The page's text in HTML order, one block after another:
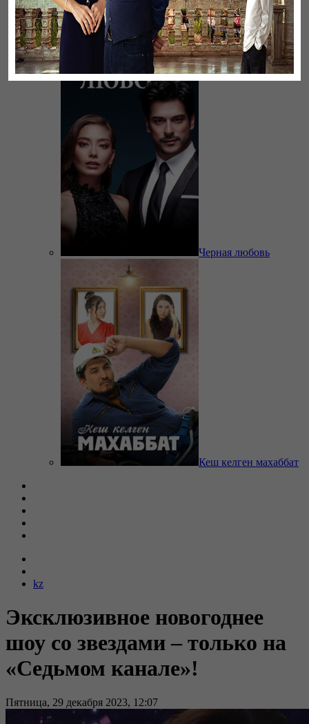
Великолепный век.
Черная любовь
Кеш келген махаббат
kz
Эксклюзивное новогоднее
шоу со звездами – только на
«Седьмом канале»!
Пятница, 29 декабря 2023, 12:07